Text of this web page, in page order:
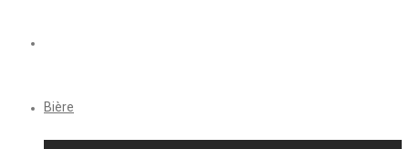
Bière